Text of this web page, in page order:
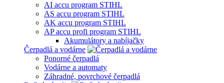
AI accu program STIHL
AS accu program STIHL
AK accu program STIHL
AP accu profi program STIHL
Akumulátory a nabíjačky
Čerpadlá a vodárne
Ponorné čerpadlá
Vodárne a automaty
Záhradné, povrchové čerpadlá